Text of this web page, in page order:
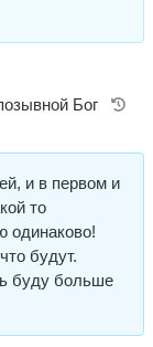
Бог
и в первом и
то
одинаково!
будут.
буду больше